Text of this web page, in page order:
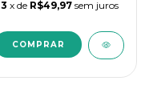
3 x de R$49,97 sem juros